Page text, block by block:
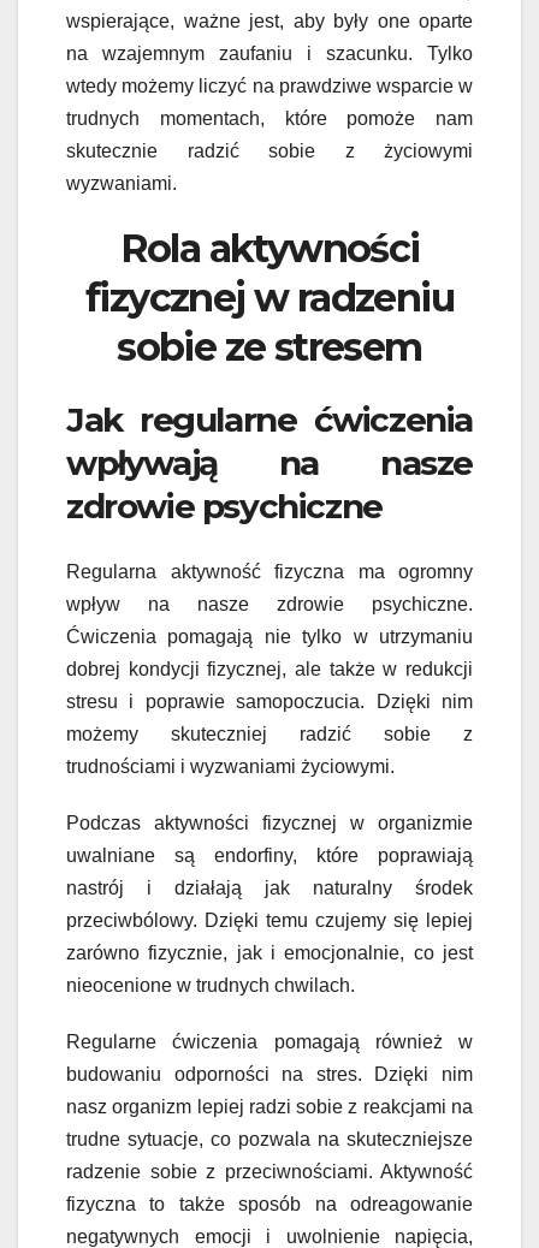
wspierające, ważne jest, aby były one oparte
na wzajemnym zaufaniu i szacunku. Tylko
wtedy możemy liczyć na prawdziwe wsparcie w
trudnych momentach, które pomoże nam
skutecznie radzić sobie z życiowymi
wyzwaniami.
Rola aktywności
fizycznej w radzeniu
sobie ze stresem
Jak regularne ćwiczenia
wpływają na nasze
zdrowie psychiczne
Regularna aktywność fizyczna ma ogromny
wpływ na nasze zdrowie psychiczne.
Ćwiczenia pomagają nie tylko w utrzymaniu
dobrej kondycji fizycznej, ale także w redukcji
stresu i poprawie samopoczucia. Dzięki nim
możemy skuteczniej radzić sobie z
trudnościami i wyzwaniami życiowymi.
Podczas aktywności fizycznej w organizmie
uwalniane są endorfiny, które poprawiają
nastrój i działają jak naturalny środek
przeciwbólowy. Dzięki temu czujemy się lepiej
zarówno fizycznie, jak i emocjonalnie, co jest
nieocenione w trudnych chwilach.
Regularne ćwiczenia pomagają również w
budowaniu odporności na stres. Dzięki nim
nasz organizm lepiej radzi sobie z reakcjami na
trudne sytuacje, co pozwala na skuteczniejsze
radzenie sobie z przeciwnościami. Aktywność
fizyczna to także sposób na odreagowanie
negatywnych emocji i uwolnienie napięcia,